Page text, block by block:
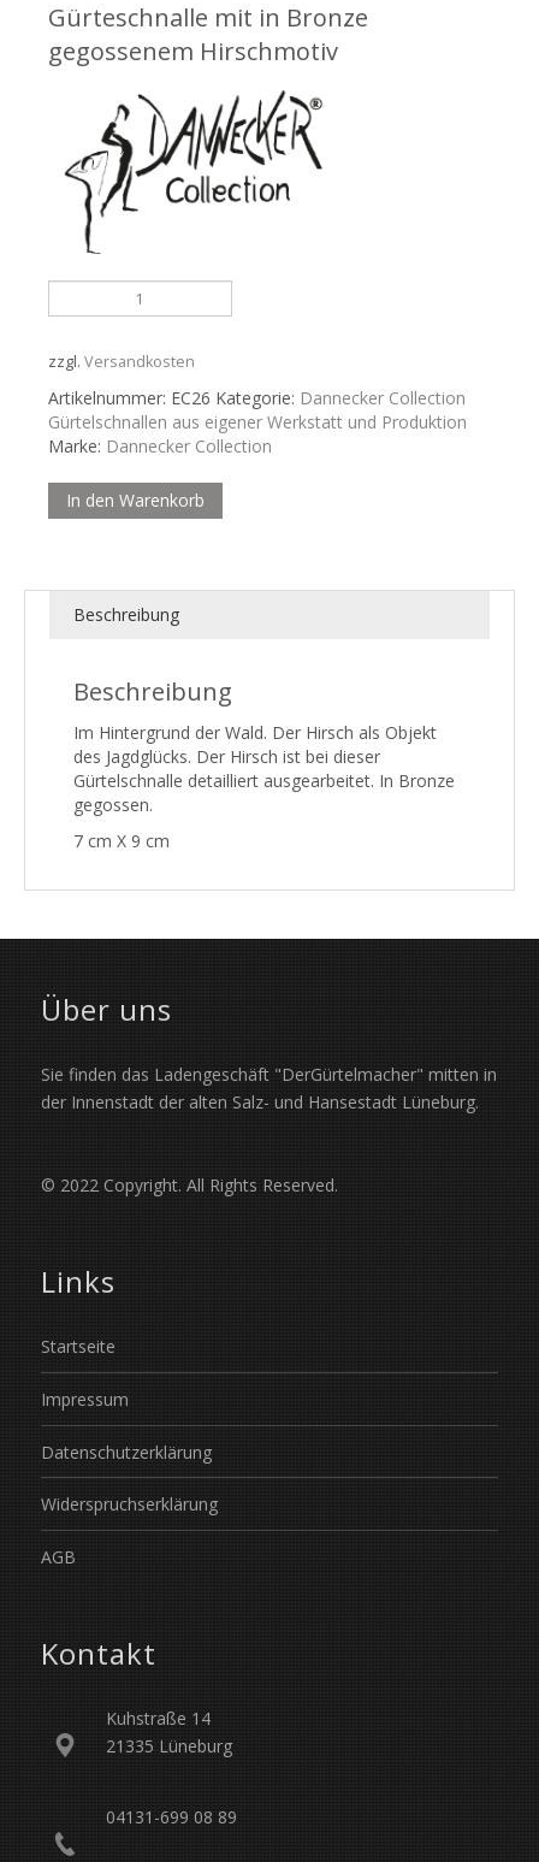
Gürteschnalle mit in Bronze
gegossenem Hirschmotiv
Menge
zzgl. Versandkosten
Artikelnummer: EC26 Kategorie: Dannecker Collection
Gürtelschnallen aus eigener Werkstatt und Produktion
Marke: Dannecker Collection
In den Warenkorb
Beschreibung
Beschreibung
Im Hintergrund der Wald. Der Hirsch als Objekt
des Jagdglücks. Der Hirsch ist bei dieser
Gürtelschnalle detailliert ausgearbeitet. In Bronze
gegossen.
7 cm X 9 cm
Über uns
Sie finden das Ladengeschäft "DerGürtelmacher" mitten in
der Innenstadt der alten Salz- und Hansestadt Lüneburg.
© 2022 Copyright. All Rights Reserved.
Links
Startseite
Impressum
Datenschutzerklärung
Widerspruchserklärung
AGB
Kontakt
Kuhstraße 14
21335 Lüneburg
04131-699 08 89